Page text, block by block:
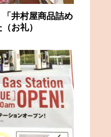
「井村屋商品詰め
お礼）